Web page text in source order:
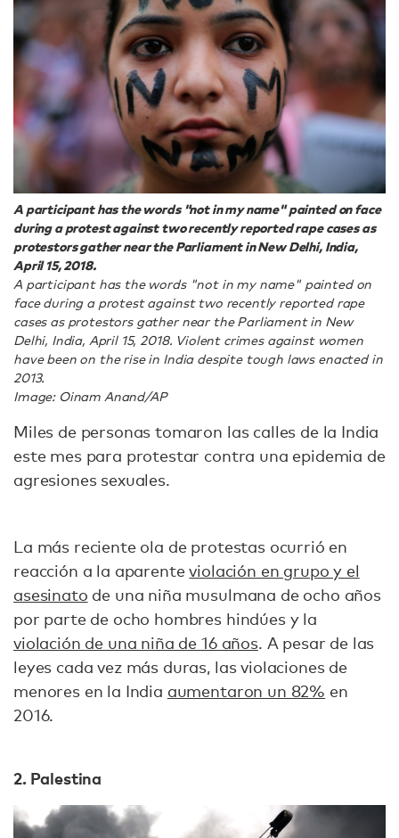
A participant has the words "not in my name" painted on face
during a protest against two recently reported rape cases as
protestors gather near the Parliament in New Delhi, India,
April 15, 2018.
A participant has the words "not in my name" painted on
face during a protest against two recently reported rape
cases as protestors gather near the Parliament in New
Delhi, India, April 15, 2018. Violent crimes against women
have been on the rise in India despite tough laws enacted in
2013.
Image: Oinam Anand/AP
Miles de personas tomaron las calles de la India
este mes para protestar contra una epidemia de
agresiones sexuales.
La más reciente ola de protestas ocurrió en
reacción a la aparenteviolación en grupo y el
asesinato de una niña musulmana de ocho años
por parte de ocho hombres hindúes y la
violación de una niña de 16 años. A pesar de las
leyes cada vez más duras, las violaciones de
menores en la India aumentaron un 82% en
2016.
2. Palestina